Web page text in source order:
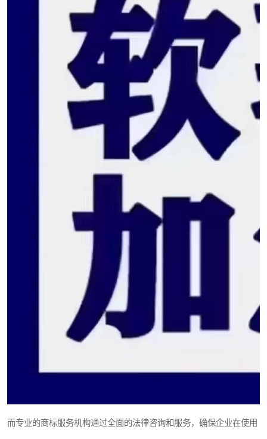
而专业的商标服务机构通过全面的法律咨询和服务，确保企业在使用